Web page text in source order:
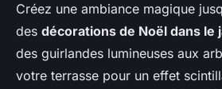
Créez une ambiance magique
des décorations de Noël dans le
des guirlandes lumineuses aux
votre terrasse pour un effet